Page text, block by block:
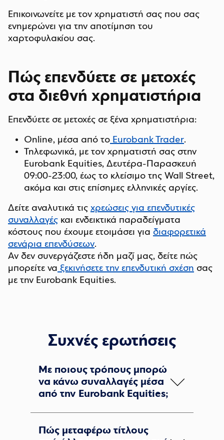
Επικοινωνείτε με τον χρηματιστή σας που σας
ενημερώνει για την αποτίμηση του
χαρτοφυλακίου σας.
Πώς επενδύετε σε μετοχές
στα διεθνή χρηματιστήρια
Επενδύετε σε μετοχές σε ξένα χρηματιστήρια:
Online, μέσα από το Eurobank Trader.
Τηλεφωνικά, με τον χρηματιστή σας στην
Eurobank Equities, Δευτέρα-Παρασκευή
09:00-23:00, έως το κλείσιμο της Wall Street,
ακόμα και στις επίσημες ελληνικές αργίες.
Δείτε αναλυτικά τις χρεώσεις για επενδυτικές
συναλλαγές και ενδεικτικά παραδείγματα
κόστους που έχουμε ετοιμάσει για διαφορετικά
σενάρια επενδύσεων.
Αν δεν συνεργάζεστε ήδη μαζί μας, δείτε πώς
μπορείτε να ξεκινήσετε την επενδυτική σχέση σας
με την Eurobank Equities.
Συχνές ερωτήσεις
Με ποιους τρόπους μπορώ
να κάνω συναλλαγές μέσα
από την Eurobank Equities;
υπογράφετε, μπορείτε να κάνετε
Πώς μεταφέρω τίτλους